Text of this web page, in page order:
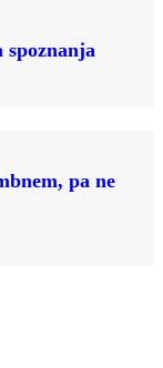
spoznanja
pa ne